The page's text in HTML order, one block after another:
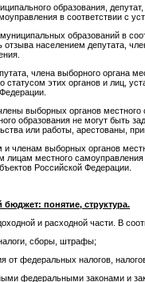
образования,
в соответствии с
образований в
отзыва населением депутата,
члена выборного органа
статусом этих органов и лиц,
выборных органов
образования не могут быть
или работы, арестованы,
и членам выборных органов
лицам местного
Российской Федерации.
бюджет: понятие, структура.
и расходной части. В
сборы, штрафы;
от федеральных налогов,
федеральными законами и